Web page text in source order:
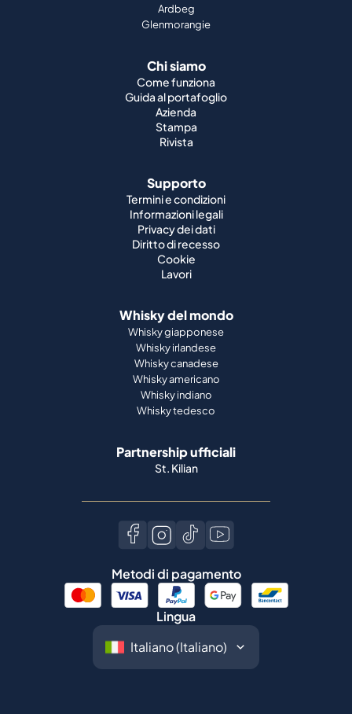
Ardbeg
Glenmorangie
Chi siamo
Come funziona
Guida al portafoglio
Azienda
Stampa
Rivista
Supporto
Termini e condizioni
Informazioni legali
Privacy dei dati
Diritto di recesso
Cookie
Lavori
Whisky del mondo
Whisky giapponese
Whisky irlandese
Whisky canadese
Whisky americano
Whisky indiano
Whisky tedesco
Partnership ufficiali
St. Kilian
Metodi di pagamento
Lingua